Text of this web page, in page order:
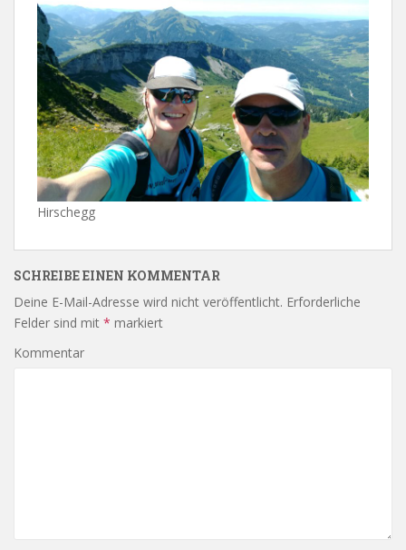
Hirschegg
SCHREIBE EINEN KOMMENTAR
Deine E-Mail-Adresse wird nicht veröffentlicht. Erforderliche
Felder sind mit * markiert
Kommentar